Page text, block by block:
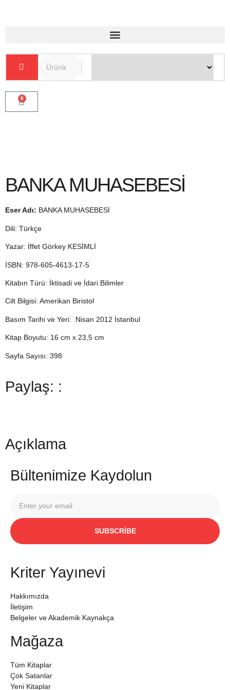
0
BANKA MUHASEBESİ
Eser Adı: BANKA MUHASEBESİ
Dili: Türkçe
Yazar: İffet Görkey KESİMLİ
İSBN: 978-605-4613-17-5
Kitabın Türü: İktisadi ve İdari Bilimler
Cilt Bilgisi: Amerikan Biristol
Basım Tarihi ve Yeri: Nisan 2012 İstanbul
Kitap Boyutu: 16 cm x 23,5 cm
Sayfa Sayısı: 398
Paylaş: :
Açıklama
Bültenimize Kaydolun
SUBSCRIBE
Kriter Yayınevi
Hakkımızda
İletişim
Belgeler ve Akademik Kaynakça
Mağaza
Tüm Kitaplar
Çok Satanlar
Yeni Kitaplar